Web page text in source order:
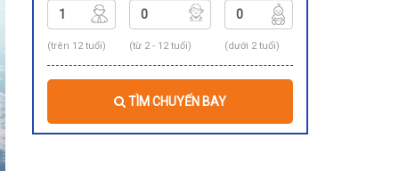
(trên 12 tuổi) (từ 2 - 12 tuổi) (dưới 2 tuổi)
TÌM CHUYẾN BAY